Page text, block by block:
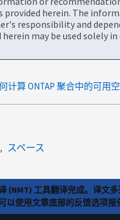
herein. The
responsibility and
may be used solely
计算 ONTAP 聚合中的可用
スペース
工具翻译完成。译文
使用文章底部的反馈选项报